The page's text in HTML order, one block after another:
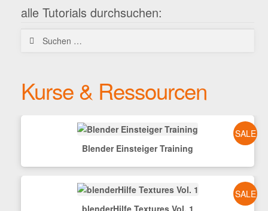
alle Tutorials durchsuchen:
nach:
Kurse & Ressourcen
SALE
Blender Einsteiger Training
SALE